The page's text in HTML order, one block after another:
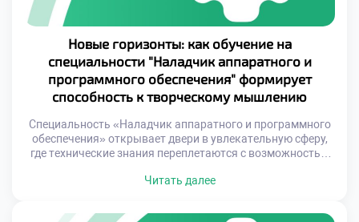
Новые горизонты: как обучение на
специальности "Наладчик аппаратного и
программного обеспечения" формирует
способность к творческому мышлению
Специальность «Наладчик аппаратного и программного
обеспечения» открывает двери в увлекательную сферу,
где технические знания переплетаются с возможностью
лежит не просто механическое выполнение операций, а
от специалиста гибкости ума и креативности. Обучение на
Читать далее